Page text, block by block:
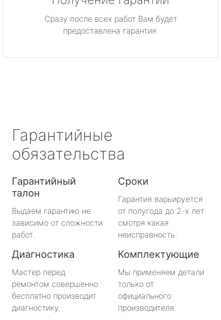
метро Каширская
метро Нагорная
метро Молодежная
метро Преображенская площадь
метро Нахимовский Проспект
метро Коломенская
Сразу после всех работ Вам будет
предоставлена гарантия.
Гарантийные
обязательства
Гарантийный
талон
Выдаем гарантию не
зависимо от сложности
работ.
Сроки
Гарантия варьируется
от полугода до 2-х лет
смотря какая
неисправность.
Диагностика
Мастер перед
ремонтом совершенно
бесплатно производит
диагностику.
Комплектующие
Мы применяем детали
только от
официального
производителя.